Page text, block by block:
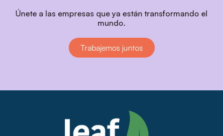
Únete a las empresas que ya están transformando el
mundo.
Trabajemos juntos